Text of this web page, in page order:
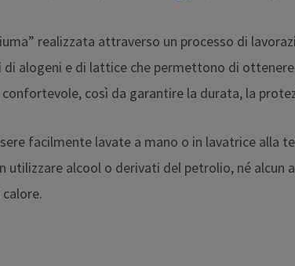
realizzata attraverso un processo di
di alogeni e di lattice che permettono di
così da garantire la durata, la
facilmente lavate a mano o in lavatrice alla
utilizzare alcool o derivati del petrolio, né alcun